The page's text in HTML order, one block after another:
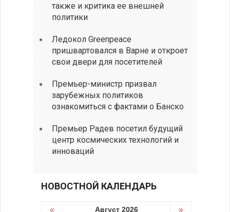
также и критика ее внешней
политики
Ледокол Greenpeace
пришвартовался в Варне и откроет
свои двери для посетителей
Премьер-министр призвал
зарубежных политиков
ознакомиться с фактами о Банско
Премьер Радев посетил будущий
центр космических технологий и
инноваций
НОВОСТНОЙ КАЛЕНДАРЬ
« Август 2026 »